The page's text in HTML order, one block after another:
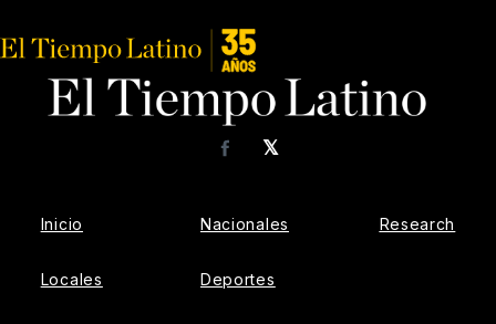
𝕏
Facebook
Inicio
Locales
Nacionales
Deportes
Research